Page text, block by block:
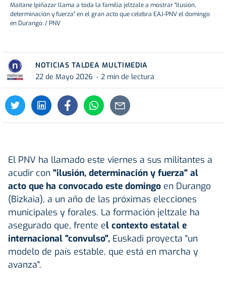
Maitane Ipiñazar llama a toda la familia jeltzale a mostrar "ilusión,
determinación y fuerza" en el gran acto que celebra EAJ-PNV el domingo
en Durango. / PNV
NOTICIAS TALDEA MULTIMEDIA
22 de Mayo 2026
2 min de lectura
El PNV ha llamado este viernes a sus militantes a
acudir con "ilusión, determinación y fuerza" al
acto que ha convocado este domingo en Durango
(Bizkaia), a un año de las próximas elecciones
municipales y forales. La formación jeltzale ha
asegurado que, frente el contexto estatal e
internacional "convulso", Euskadi proyecta "un
modelo de país estable, que está en marcha y
avanza".